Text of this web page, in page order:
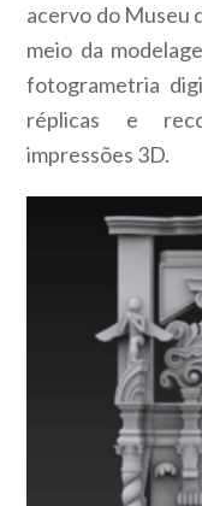
acervo do Museu
meio da
fotogrametria
réplicas e
impressões 3D.